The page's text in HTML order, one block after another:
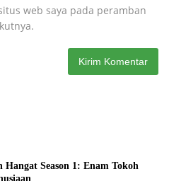
web saya pada peramban
Season 1: Enam Tokoh